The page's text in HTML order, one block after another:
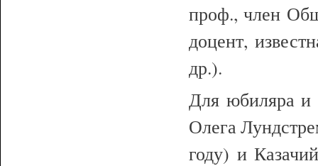
проф., член
доцент,
др.).
Для юбиляра и
Олега
году) и